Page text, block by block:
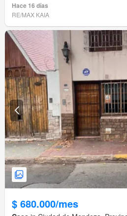
Hace 16 días
RE/MAX KAIA
$ 680.000/mes